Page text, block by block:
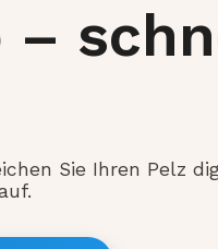
–
Sie Ihren Pelz